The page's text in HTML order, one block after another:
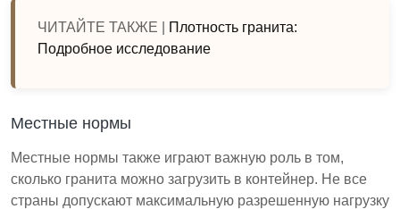
ЧИТАЙТЕ ТАКЖЕ |
Плотность гранита:
Подробное исследование
Местные нормы
Местные нормы также играют важную роль в том,
сколько гранита можно загрузить в контейнер. Не все
страны допускают максимальную разрешенную нагрузку